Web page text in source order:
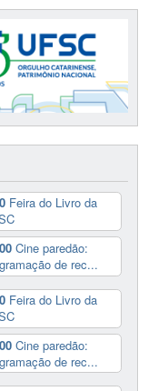
Feira do Livro da
Cine paredão:
de rec...
Feira do Livro da
Cine paredão:
de rec...